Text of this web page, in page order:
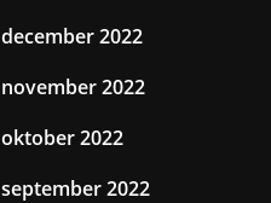
december 2022
november 2022
oktober 2022
september 2022